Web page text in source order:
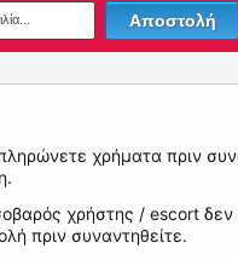
χρήματα πριν
χρήστης / escort δεν
πριν συναντηθείτε.